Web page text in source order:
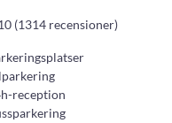
(1314 recensioner)
reception